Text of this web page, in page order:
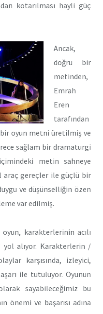
kotarılması hayli güç
Ancak,
doğru bir
metinden,
Emrah
Eren
tarafından
oyun metni üretilmiş ve
sağlam bir dramaturgi
metin sahneye
araç gereçler ile güçlü bir
ve düşünselliğin özen
var edilmiş.
oyun, karakterlerinin acılı
yol alıyor. Karakterlerin /
karşısında, izleyici,
ile tutuluyor. Oyunun
sayabileceğimiz bu
önemi ve başarısı adına